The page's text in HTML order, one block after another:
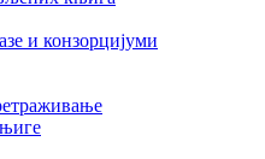
и конзорцијуми